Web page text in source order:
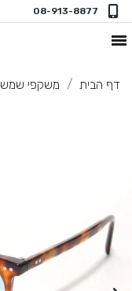
08-913-8877
חדש במשקפי ראיה
דף הבית משקפי שמש